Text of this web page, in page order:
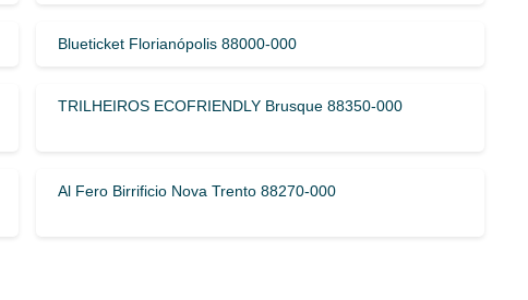
Blueticket Florianópolis 88000-000
TRILHEIROS ECOFRIENDLY Brusque 88350-000
Al Fero Birrificio Nova Trento 88270-000